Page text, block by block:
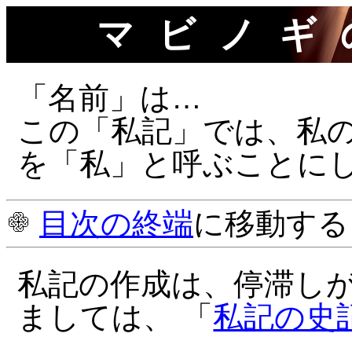
マビノ
「名前」は…
この「私記」では、私
を「私」と呼ぶことに
目次の終端に移動す
私記の作成は、停滞し
ましては、 「私記の史